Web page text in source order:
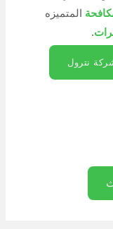
المتميزه
.
نترول